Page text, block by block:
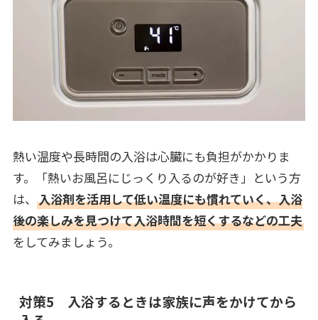
熱い温度や長時間の入浴は心臓にも負担がかかりま
す。「熱いお風呂にじっくり入るのが好き」という方
は、 入浴剤を活用して低い温度にも慣れていく、入浴
後の楽しみを見つけて入浴時間を短くするなどの工夫
をしてみましょう。
対策5 入浴するときは家族に声をかけてから